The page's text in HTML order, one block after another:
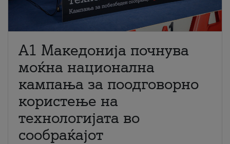
A1 Македонија почнува
моќна национална
кампања за поодговорно
користење на
технологијата во
сообраќајот